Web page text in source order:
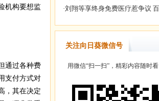
机构要想监
通过各种费
支付方式对
，其在决定
关注向日葵微信号
用微信“扫一扫”，精彩内容随时看